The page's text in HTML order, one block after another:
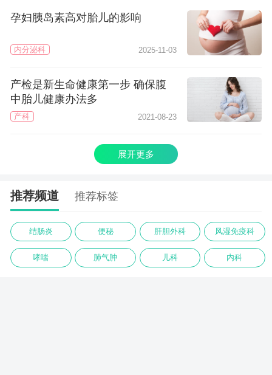
孕妇胰岛素高对胎儿的影响
内分泌科 2025-11-03
产检是新生命健康第一步 确保腹
中胎儿健康办法多
产科 2021-08-23
展开更多
推荐频道 推荐标签
结肠炎 便秘 肝胆外科 风湿免疫科
哮喘 肺气肿 儿科 内科